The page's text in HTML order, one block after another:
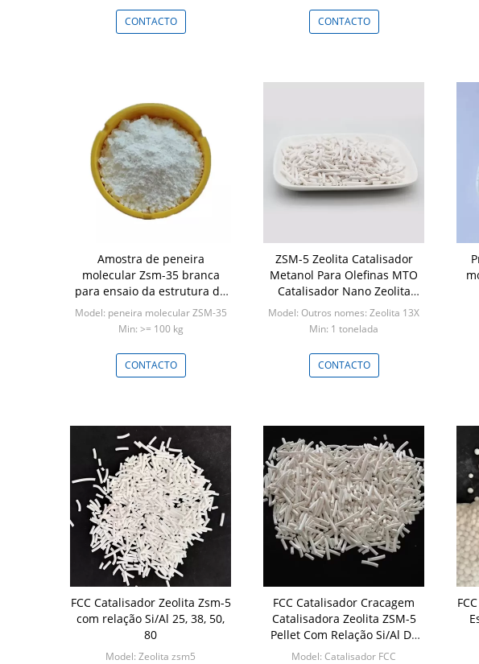
CONTACTO CONTACTO
Amostra de peneira
molecular Zsm-35 branca
para ensaio da estrutura do
catalisador FER
Model: peneira molecular ZSM-35
Min: >= 100 kg
CONTACTO
ZSM-5 Zeolita Catalisador
Metanol Para Olefinas MTO
Catalisador Nano Zeolita
Model: Outros nomes: Zeolita 13X
Min: 1 tonelada
CONTACTO
FCC Catalisador Zeolita Zsm-5
com relação Si/Al 25, 38, 50,
80
Model: Zeolita zsm5
FCC Catalisador Cracagem
Catalisadora Zeolita ZSM-5
Pellet Com Relação Si/Al De
25, 38, 50
Model: Catalisador FCC